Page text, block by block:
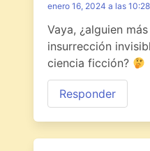
enero 16, 2024 a las
Vaya, ¿alguien
insurrección
ciencia ficción?
Responder